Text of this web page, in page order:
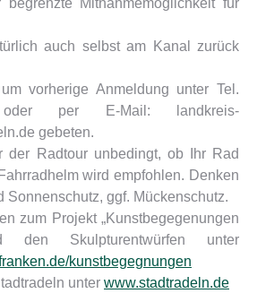
begrenzte Mitnahmemöglichkeit für
auch selbst am Kanal zurück
vorherige Anmeldung unter Tel.
per E-Mail: landkreis-
gebeten.
der Radtour unbedingt, ob Ihr Rad
wird empfohlen. Denken
Sonnenschutz, ggf. Mückenschutz.
zum Projekt „Kunstbegegenungen
Skulpturentwürfen unter
kunstbegegnungen
unter www.stadtradeln.de